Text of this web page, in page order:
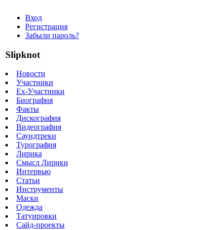
Вход
Регистрация
Забыли пароль?
Slipknot
Новости
Участники
Ex-Участники
Биография
Факты
Дискография
Видеография
Саундтреки
Турография
Лирика
Смысл Лирики
Интервью
Статьи
Инструменты
Маски
Одежда
Татуировки
Сайд-проекты